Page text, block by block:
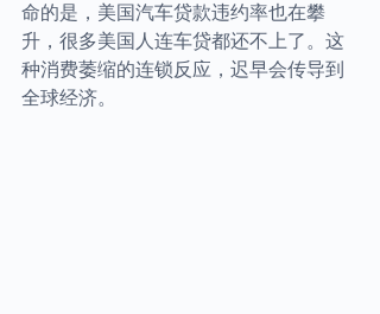
命的是，美国汽车贷款违约率也在攀
升，很多美国人连车贷都还不上了。这
种消费萎缩的连锁反应，迟早会传导到
全球经济。